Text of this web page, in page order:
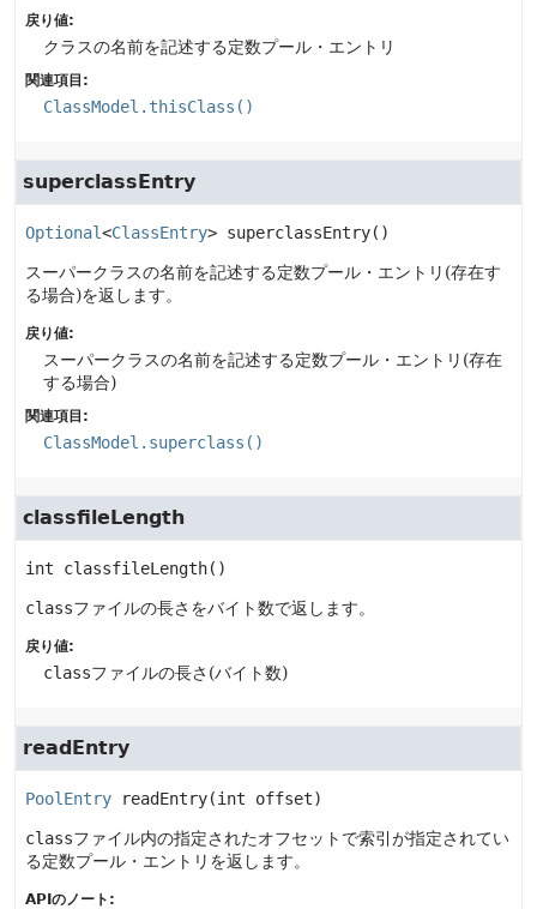
戻り値:
クラスの名前を記述する定数プール・エントリ
関連項目:
ClassModel.thisClass()
superclassEntry
Optional<ClassEntry> superclassEntry()
スーパークラスの名前を記述する定数プール・エントリ(存在す
る場合)を返します。
戻り値:
スーパークラスの名前を記述する定数プール・エントリ(存在
する場合)
関連項目:
ClassModel.superclass()
classfileLength
int classfileLength()
classファイルの長さをバイト数で返します。
戻り値:
classファイルの長さ(バイト数)
readEntry
PoolEntry readEntry(int offset)
classファイル内の指定されたオフセットで索引が指定されてい
る定数プール・エントリを返します。
APIのノート: